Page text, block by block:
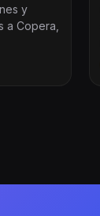
y
a Copera,